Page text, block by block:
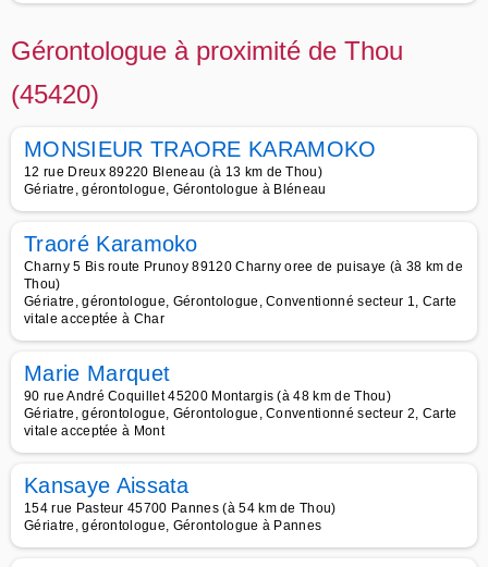
Gérontologue à proximité de Thou
(45420)
MONSIEUR TRAORE KARAMOKO
12 rue Dreux 89220 Bleneau (à 13 km de Thou)
Gériatre, gérontologue, Gérontologue à Bléneau
Traoré Karamoko
Charny 5 Bis route Prunoy 89120 Charny oree de puisaye (à 38 km de
Thou)
Gériatre, gérontologue, Gérontologue, Conventionné secteur 1, Carte
vitale acceptée à Char
Marie Marquet
90 rue André Coquillet 45200 Montargis (à 48 km de Thou)
Gériatre, gérontologue, Gérontologue, Conventionné secteur 2, Carte
vitale acceptée à Mont
Kansaye Aissata
154 rue Pasteur 45700 Pannes (à 54 km de Thou)
Gériatre, gérontologue, Gérontologue à Pannes